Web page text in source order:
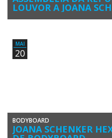
LOUVOR A JOANA
A Assembleia da República
MAI
20
BODYBOARD
JOANA SCHENKER